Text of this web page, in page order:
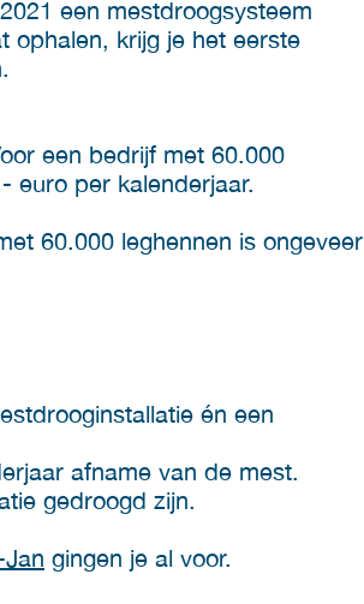
een mestdroogsysteem
ophalen, krijg je het eerste
een bedrijf met 60.000
euro per kalenderjaar.
60.000 leghennen is ongeveer
én een
afname van de mest.
gedroogd zijn.
gingen je al voor.